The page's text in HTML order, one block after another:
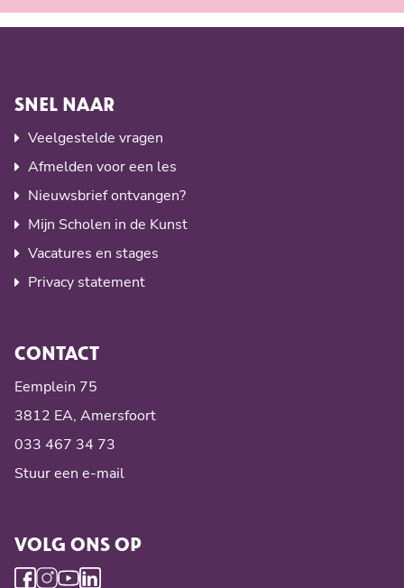
SNEL NAAR
Veelgestelde vragen
Afmelden voor een les
Nieuwsbrief ontvangen?
Mijn Scholen in de Kunst
Vacatures en stages
Privacy statement
CONTACT
Eemplein 75
3812 EA, Amersfoort
033 467 34 73
Stuur een e-mail
VOLG ONS OP